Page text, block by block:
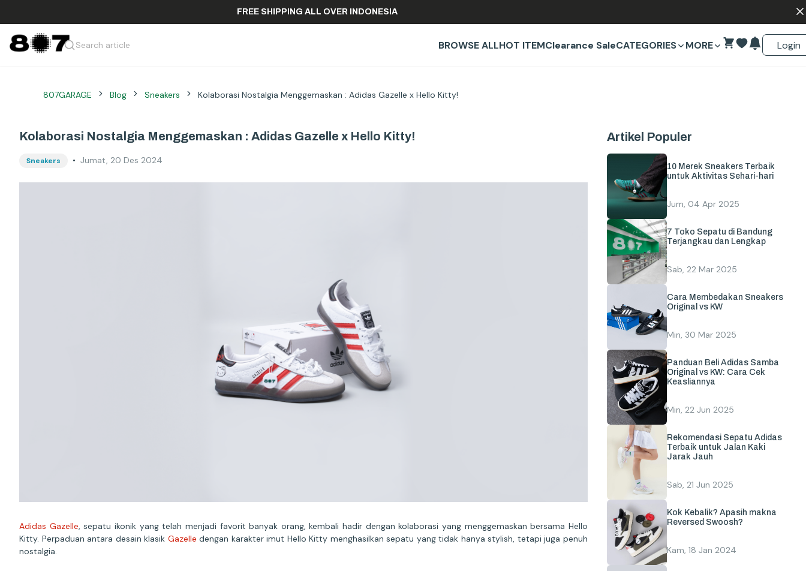
FREE SHIPPING ALL OVER INDONESIA
Search article BROWSE ALLHOT ITEMClearance SaleCATEGORIES MORE Login
807GARAGE Blog Sneakers Kolaborasi Nostalgia Menggemaskan : Adidas Gazelle x Hello Kitty!
Kolaborasi Nostalgia Menggemaskan : Adidas Gazelle x Hello Kitty!
Sneakers • Jumat, 20 Des 2024
Adidas Gazelle, sepatu ikonik yang telah menjadi favorit banyak orang, kembali hadir dengan kolaborasi yang menggemaskan bersama Hello
Kitty. Perpaduan antara desain klasik Gazelle dengan karakter imut Hello Kitty menghasilkan sepatu yang tidak hanya stylish, tetapi juga penuh
nostalgia.
Artikel Populer
10 Merek Sneakers Terbaik
untuk Aktivitas Sehari-hari
Jum, 04 Apr 2025
7 Toko Sepatu di Bandung
Terjangkau dan Lengkap
Sab, 22 Mar 2025
Cara Membedakan Sneakers
Original vs KW
Min, 30 Mar 2025
Panduan Beli Adidas Samba
Original vs KW: Cara Cek
Keasliannya
Min, 22 Jun 2025
Rekomendasi Sepatu Adidas
Terbaik untuk Jalan Kaki
Jarak Jauh
Sab, 21 Jun 2025
Kok Kebalik? Apasih makna
Reversed Swoosh?
Kam, 18 Jan 2024